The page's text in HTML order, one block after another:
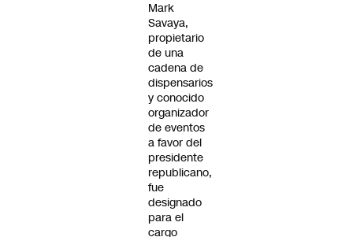
Mark
Savaya,
propietario
de una
cadena de
dispensarios
y conocido
organizador
de eventos
a favor del
presidente
republicano,
fue
designado
para el
cargo